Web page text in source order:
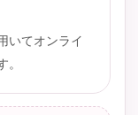
いてオンライ